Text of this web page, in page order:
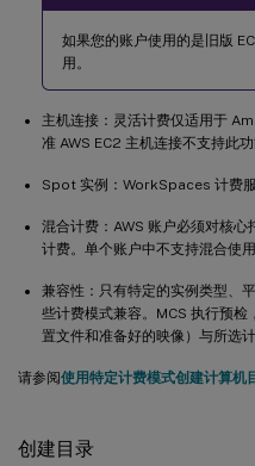
如果您的账户使用的是旧版
用。
主机连接：灵活计费仅适用于
准 AWS EC2 主机连接不支持此功
Spot 实例：WorkSpaces 计费
混合计费：AWS 账户必须对核
计费。单个账户中不支持混合使
兼容性：只有特定的实例类型、
些计费模式兼容。MCS 执行预
置文件和准备好的映像）与所选计
请参阅使用特定计费模式创建计算机
创建目录